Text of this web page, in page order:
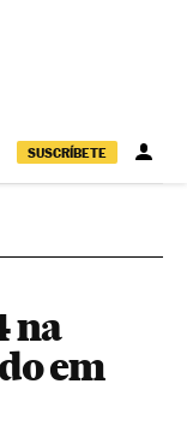
SUSCRÍBETE
na
em